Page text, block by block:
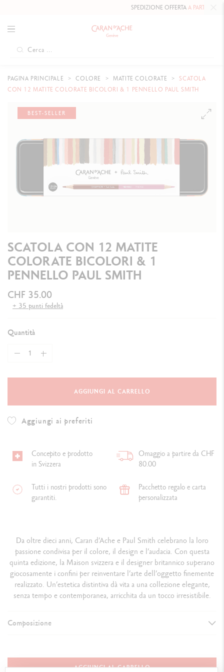
SPEDIZIONE OFFERTAA PARTIRE DA
PAGINA PRINCIPALE COLORE MATITE COLORATE
SCATOLA
CON 12 MATITE COLORATE BICOLORI & 1 PENNELLO PAUL SMITH
BEST-SELLER
SCATOLA CON 12 MATITE
COLORATE BICOLORI & 1
PENNELLO PAUL SMITH
CHF 35.00
+ 35 punti fedeltà
Quantità
AGGIUNGI AL CARRELLO
Aggiungi ai preferiti
Concepito e prodotto
in Svizzera
Omaggio a partire da CHF
80.00
Tutti i nostri prodotti sono
garantiti.
Pacchetto regalo e carta
personalizzata
Da oltre dieci anni, Caran d’Ache e Paul Smith celebrano la loro
passione condivisa per il colore, il design e l’audacia. Con questa
quinta edizione, la Maison svizzera e il designer britannico superano
giocosa­mente i confini per reinventare l’arte dell’oggetto finemente
realizzato. Un’estetica distintiva dà vita a una collezione elegante,
senza tempo e contemporanea, arricchita da un tocco irresistibile.
Composizione
12 matite BICOLOR esclusive, per un totale di 24 colori
AGGIUNGI AL CARRELLO